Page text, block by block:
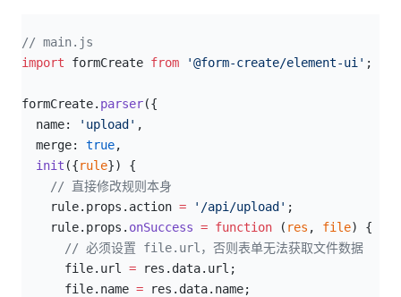
// main.js
import formCreate from '@form-create/element-ui' ;
formCreate. parser({
  name:
'upload' ,
  merge:
true,
  init
({rule}) {
    // 直接修改规则本身
    rule.props.action
= '/api/upload' ;
    rule.props.
onSuccess = function ( res , file) {
      // 必须设置 file.url，否则表单无法获取文件数据
      file.url
= res.data.url;
      file.name
= res.data.name;